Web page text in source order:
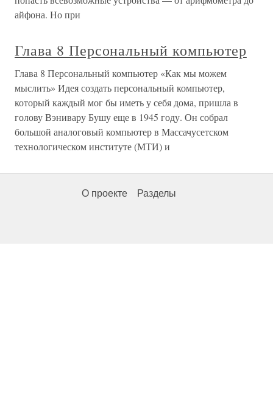
айфона. Но при
Глава 8 Персональный компьютер
Глава 8 Персональный компьютер «Как мы можем
мыслить» Идея создать персональный компьютер,
который каждый мог бы иметь у себя дома, пришла в
голову Вэнивару Бушу еще в 1945 году. Он собрал
большой аналоговый компьютер в Массачусетском
технологическом институте (МТИ) и
О проекте Разделы